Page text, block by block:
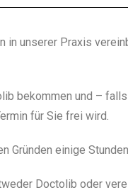
in unserer Praxis
bekommen und –
für Sie frei wird.
einige
Doctolib oder